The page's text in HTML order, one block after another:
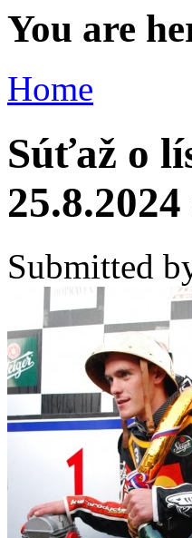
You are
Home
Súťaž o
Submitted